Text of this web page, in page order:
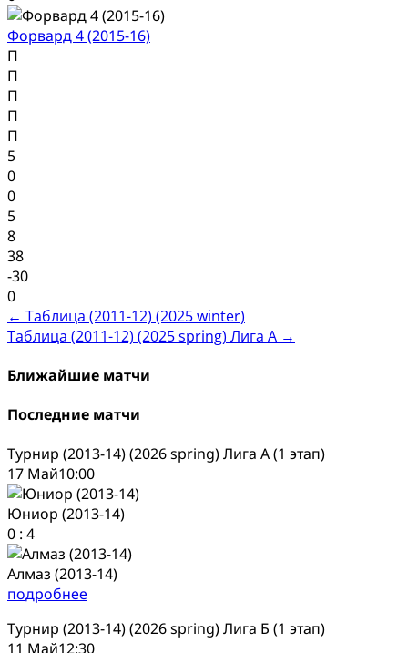
Форвард 4 (2015-16)
П
П
П
П
П
5
0
0
5
8
38
-30
0
Post
navigation
← Таблица (2011-12) (2025 winter)
Таблица (2011-12) (2025 spring) Лига А →
Ближайшие матчи
Последние матчи
Турнир (2013-14) (2026 spring) Лига А (1 этап)
17 Май10:00
Юниор (2013-14)
0 : 4
Алмаз (2013-14)
подробнее
Турнир (2013-14) (2026 spring) Лига Б (1 этап)
11 Май12:30